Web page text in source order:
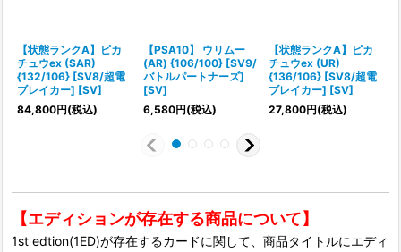
【状態ランクA】ピカ
チュウex (SAR)
{132/106} [SV8/超電
ブレイカー] [SV]
84,800円(税込)
【PSA10】 ウリムー
(AR) {106/100} [SV9/
バトルパートナーズ]
[SV]
6,580円(税込)
【状態ランクA】ピカ
チュウex (UR)
{136/106} [SV8/超電
ブレイカー] [SV]
27,800円(税込)
【エディションが存在する商品について】
1st edtion(1ED)が存在するカードに関して、商品タイトルにエディ